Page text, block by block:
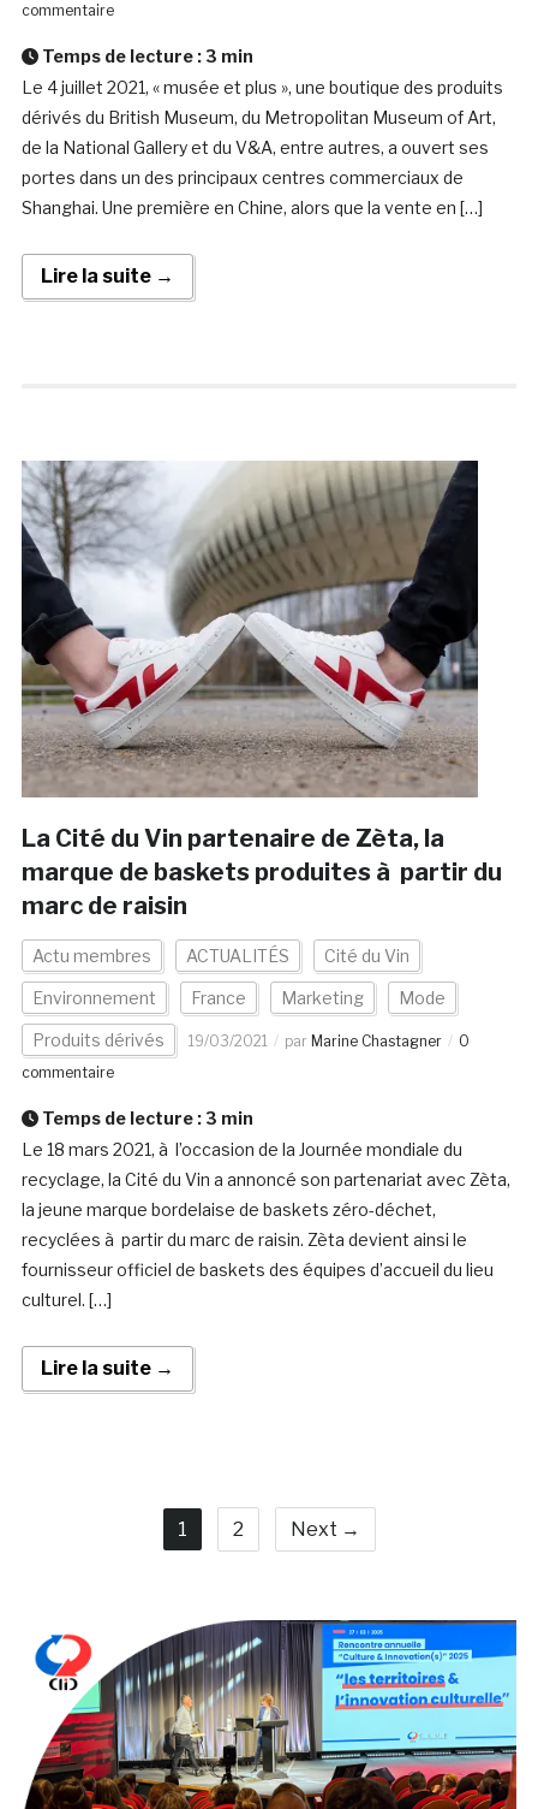
commentaire
Temps de lecture : 3 min
Le 4 juillet 2021, « musée et plus », une boutique des produits
dérivés du British Museum, du Metropolitan Museum of Art,
de la National Gallery et du V&A, entre autres, a ouvert ses
portes dans un des principaux centres commerciaux de
Shanghai. Une première en Chine, alors que la vente en […]
Lire la suite →
La Cité du Vin partenaire de Zèta, la
marque de baskets produites à partir du
marc de raisin
Actu membres ACTUALITÉS Cité du Vin
Environnement France Marketing Mode
Produits dérivés 19/03/2021 par Marine Chastagner
0
commentaire
Temps de lecture : 3 min
Le 18 mars 2021, à l’occasion de la Journée mondiale du
recyclage, la Cité du Vin a annoncé son partenariat avec Zèta,
la jeune marque bordelaise de baskets zéro-déchet,
recyclées à partir du marc de raisin. Zèta devient ainsi le
fournisseur officiel de baskets des équipes d’accueil du lieu
culturel. […]
Lire la suite →
1 2 Next →